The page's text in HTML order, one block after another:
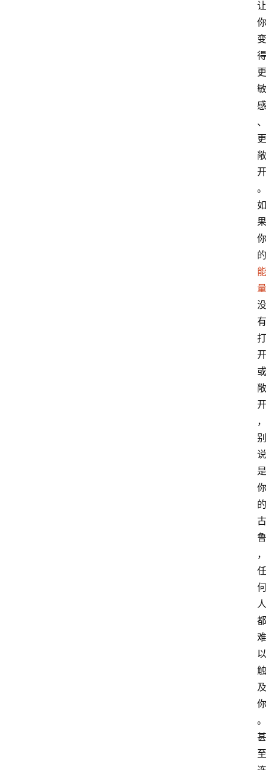
让
你
变
得
更
敏
感
、
更
敞
开
。
如
果
你
的
能
量
没
有
打
开
或
敞
开
，
别
说
是
你
的
古
鲁
，
任
何
人
都
难
以
触
及
你
。
甚
至